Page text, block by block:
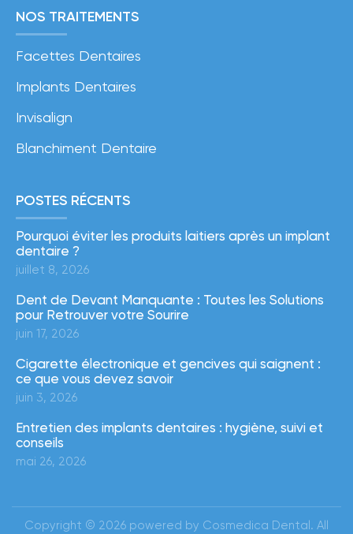
NOS TRAITEMENTS
Facettes Dentaires
Implants Dentaires
Invisalign
Blanchiment Dentaire
POSTES RÉCENTS
Pourquoi éviter les produits laitiers après un implant
dentaire ?
juillet 8, 2026
Dent de Devant Manquante : Toutes les Solutions
pour Retrouver votre Sourire
juin 17, 2026
Cigarette électronique et gencives qui saignent :
ce que vous devez savoir
juin 3, 2026
Entretien des implants dentaires : hygiène, suivi et
conseils
mai 26, 2026
Copyright © 2026 powered by Cosmedica Dental. All